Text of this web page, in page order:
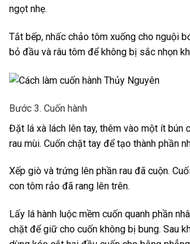
ngọt nhẹ.
Tắt bếp, nhấc chảo tôm xuống cho nguội
bỏ đầu và râu tôm để không bị sắc nhọn
Bước 3. Cuốn hành
Đặt lá xà lách lên tay, thêm vào một ít bún
rau mùi. Cuốn chặt tay để tạo thành phần
Xếp giò và trứng lên phần rau đã cuộn.
con tôm rảo đã rang lên trên.
Lấy lá hành luộc mềm cuốn quanh phần
chặt để giữ cho cuốn không bị bung. Sau